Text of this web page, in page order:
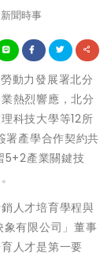
新聞時事
動力發展署北分
熱烈響應，北分
科技大學等12所
署產學合作契約共
5+2產業關鍵技
人才培育學程與
象有限公司」董事
人才是第一要